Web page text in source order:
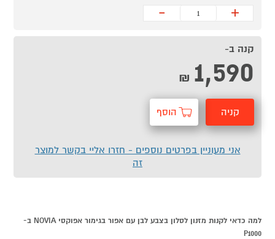
+
-
קנה ב-
1,590
₪
קניה הוסף
אני מעוניין בפרטים נוספים - חזרו אליי בקשר למוצר
זה
למה כדאי לקנות מזנון לסלון בצבע לבן עם אפור בגימור אפוקסי NOVIA ב-
P1000